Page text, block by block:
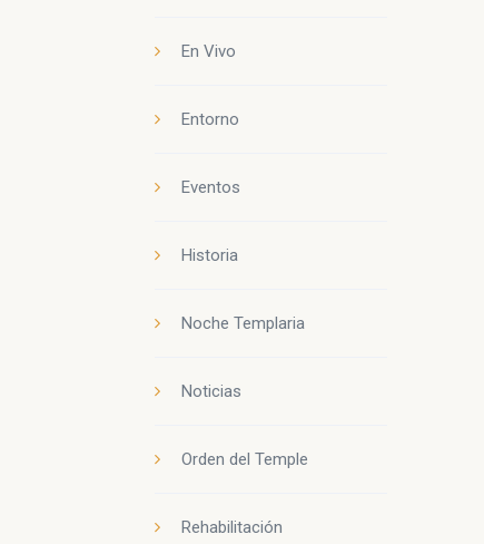
En Vivo
Entorno
Eventos
Historia
Noche Templaria
Noticias
Orden del Temple
Rehabilitación